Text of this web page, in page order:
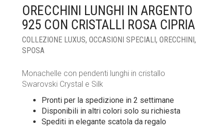
ORECCHINI LUNGHI IN ARGENTO
925 CON CRISTALLI ROSA CIPRIA
COLLEZIONE LUXUS, OCCASIONI SPECIALI, ORECCHINI,
SPOSA
Monachelle con pendenti lunghi in cristallo
Swarovski Crystal e Silk
Pronti per la spedizione in 2 settimane
Disponibili in altri colori solo su richiesta
Spediti in elegante scatola da regalo